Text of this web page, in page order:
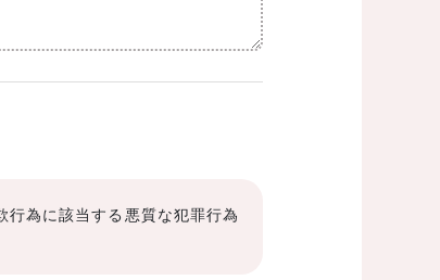
為に該当する悪質な犯罪行為